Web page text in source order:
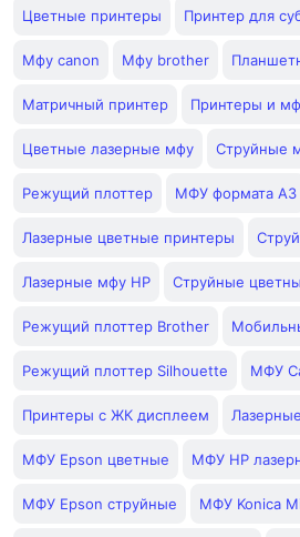
Цветные принтеры Принтер для
Мфу canon Мфу brother
Матричный принтер Принтеры и
Цветные лазерные мфу Струйные
Режущий плоттер МФУ формата А3
Лазерные цветные принтеры
Лазерные мфу HP Струйные
Режущий плоттер Brother
Режущий плоттер Silhouette МФУ
Принтеры с ЖК дисплеем
МФУ Epson цветные МФУ HP
МФУ Epson струйные МФУ Konica